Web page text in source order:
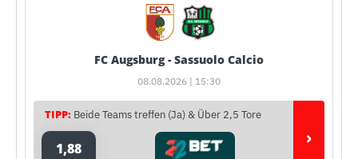
FC Augsburg - Sassuolo Calcio
08.08.2026 | 15:30
TIPP: Beide Teams treffen (Ja) & Über 2,5 Tore
1,88 ›